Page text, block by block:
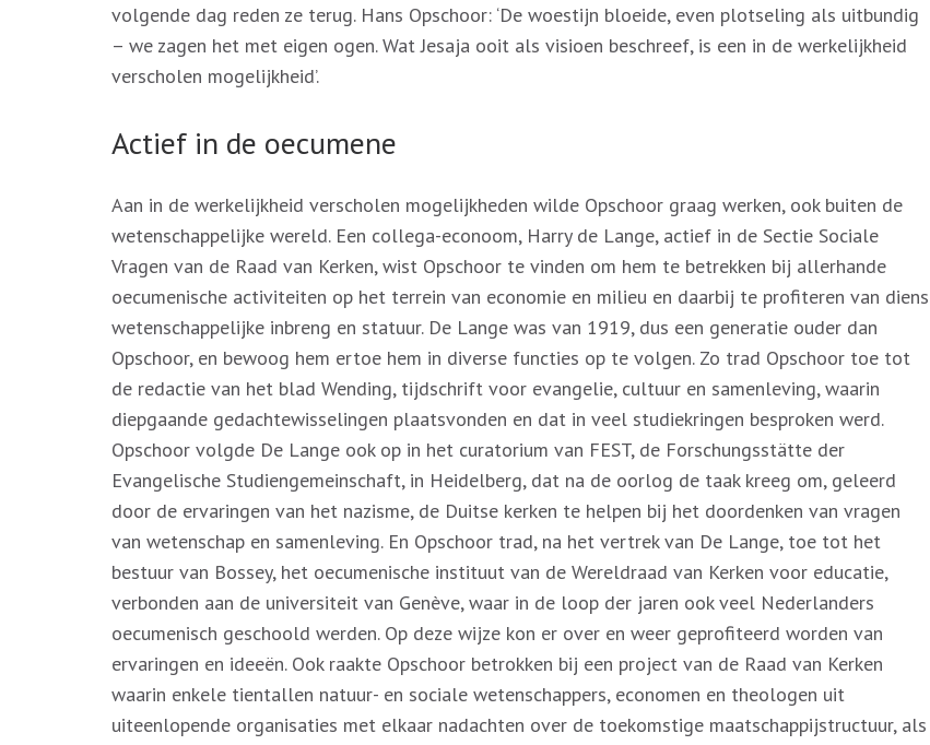
volgende dag reden ze terug. Hans Opschoor: ‘De woestijn bloeide, even plotseling als uitbundig
– we zagen het met eigen ogen. Wat Jesaja ooit als visioen beschreef, is een in de werkelijkheid
verscholen mogelijkheid’.
Actief in de oecumene
Aan in de werkelijkheid verscholen mogelijkheden wilde Opschoor graag werken, ook buiten de
wetenschappelijke wereld. Een collega-econoom, Harry de Lange, actief in de Sectie Sociale
Vragen van de Raad van Kerken, wist Opschoor te vinden om hem te betrekken bij allerhande
oecumenische activiteiten op het terrein van economie en milieu en daarbij te profiteren van diens
wetenschappelijke inbreng en statuur. De Lange was van 1919, dus een generatie ouder dan
Opschoor, en bewoog hem ertoe hem in diverse functies op te volgen. Zo trad Opschoor toe tot
de redactie van het blad Wending, tijdschrift voor evangelie, cultuur en samenleving, waarin
diepgaande gedachtewisselingen plaatsvonden en dat in veel studiekringen besproken werd.
Opschoor volgde De Lange ook op in het curatorium van FEST, de Forschungsstätte der
Evangelische Studiengemeinschaft, in Heidelberg, dat na de oorlog de taak kreeg om, geleerd
door de ervaringen van het nazisme, de Duitse kerken te helpen bij het doordenken van vragen
van wetenschap en samenleving. En Opschoor trad, na het vertrek van De Lange, toe tot het
bestuur van Bossey, het oecumenische instituut van de Wereldraad van Kerken voor educatie,
verbonden aan de universiteit van Genève, waar in de loop der jaren ook veel Nederlanders
oecumenisch geschoold werden. Op deze wijze kon er over en weer geprofiteerd worden van
ervaringen en ideeën. Ook raakte Opschoor betrokken bij een project van de Raad van Kerken
waarin enkele tientallen natuur- en sociale wetenschappers, economen en theologen uit
uiteenlopende organisaties met elkaar nadachten over de toekomstige maatschappijstructuur, als